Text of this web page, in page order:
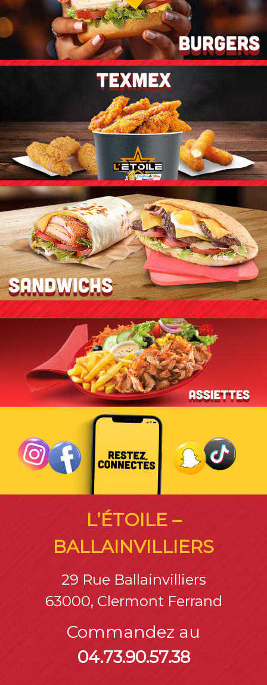
L’ÉTOILE –
BALLAINVILLIERS
29 Rue Ballainvilliers
63000, Clermont Ferrand
Commandez au
04.73.90.57.38